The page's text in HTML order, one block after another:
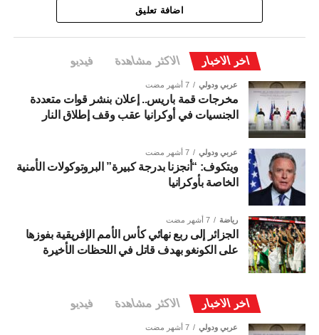
اضافة تعليق
اخر الاخبار الاكثر مشاهدة فيديو
عربي ودولي 7 أشهر مضت
مخرجات قمة باريس.. إعلان بنشر قوات متعددة
الجنسيات في أوكرانيا عقب وقف إطلاق النار
عربي ودولي 7 أشهر مضت
ويتكوف: “أنجزنا بدرجة كبيرة” البروتوكولات الأمنية
الخاصة بأوكرانيا
رياضة 7 أشهر مضت
الجزائر إلى ربع نهائي كأس الأمم الإفريقية بفوزها
على الكونغو بهدف قاتل في اللحظات الأخيرة
اخر الاخبار الاكثر مشاهدة فيديو
عربي ودولي 7 أشهر مضت